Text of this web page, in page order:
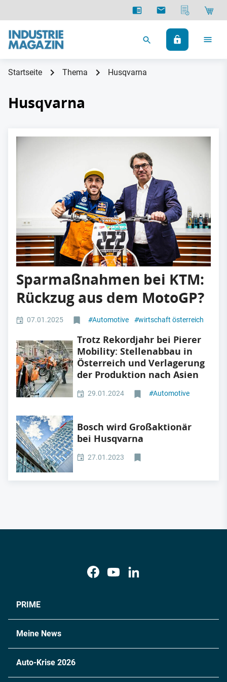
Startseite Thema Husqvarna
Husqvarna
Sparmaßnahmen bei KTM:
Rückzug aus dem MotoGP?
07.01.2025 #Automotive #wirtschaft österreich
Trotz Rekordjahr bei Pierer
Mobility: Stellenabbau in
Österreich und Verlagerung
der Produktion nach Asien
29.01.2024 #Automotive
Bosch wird Großaktionär
bei Husqvarna
27.01.2023
PRIME
Meine News
Auto-Krise 2026